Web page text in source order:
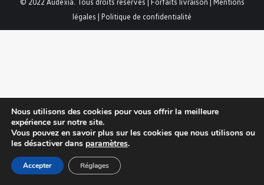
© 2022 Audexia. Tous droits réservés | Forfaits livraison | Mentions
légales | Politique de confidentialité
Nous utilisons des cookies pour vous offrir la meilleure
expérience sur notre site.
Vous pouvez en savoir plus sur les cookies que nous utilisons ou
les désactiver dans paramètres.
Accepter Réglages